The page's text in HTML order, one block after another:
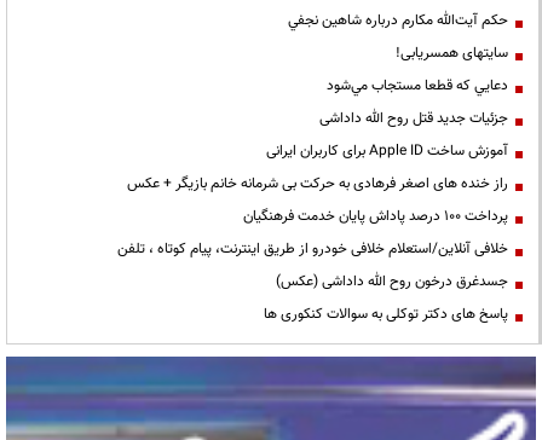
حكم آيت‌الله مكارم درباره شاهين نجفي
سایتهای همسریابی!
دعايي كه قطعا مستجاب مي‌شود
جزئیات جدید قتل روح الله داداشی
آموزش ساخت Apple ID برای کاربران ایرانی
راز خنده های اصغر فرهادی به حرکت بی شرمانه خانم بازیگر + عکس
پرداخت ۱۰۰ درصد پاداش پایان خدمت فرهنگیان
خلافی آنلاین/استعلام خلافی خودرو از طریق اینترنت، پیام کوتاه ، تلفن
جسدغرق درخون روح الله داداشی (عکس)
پاسخ های دکتر توکلی به سوالات کنکوری ها